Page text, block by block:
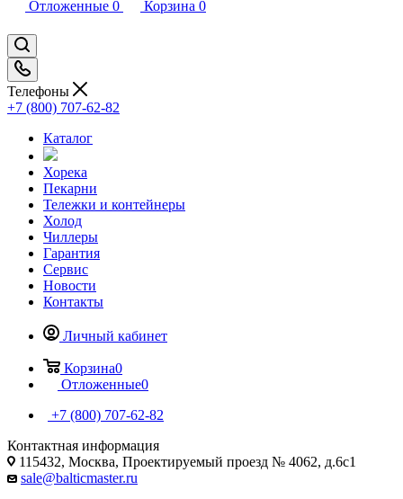
Отложенные 0 Корзина 0
Телефоны
+7 (800) 707-62-82
Каталог
Хорека
Пекарни
Тележки и контейнеры
Холод
Чиллеры
Гарантия
Сервис
Новости
Контакты
Личный кабинет
Корзина0
Отложенные0
+7 (800) 707-62-82
Контактная информация
115432, Москва, Проектируемый проезд № 4062, д.6с1
sale@balticmaster.ru